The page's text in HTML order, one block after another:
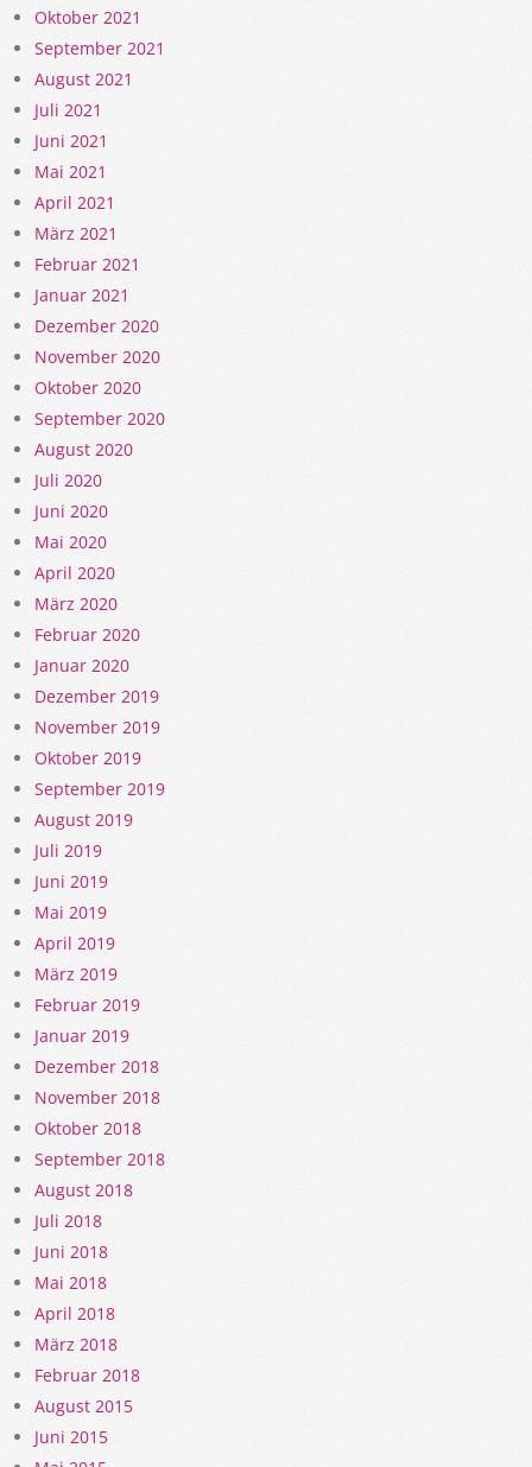
Oktober 2021
September 2021
August 2021
Juli 2021
Juni 2021
Mai 2021
April 2021
März 2021
Februar 2021
Januar 2021
Dezember 2020
November 2020
Oktober 2020
September 2020
August 2020
Juli 2020
Juni 2020
Mai 2020
April 2020
März 2020
Februar 2020
Januar 2020
Dezember 2019
November 2019
Oktober 2019
September 2019
August 2019
Juli 2019
Juni 2019
Mai 2019
April 2019
März 2019
Februar 2019
Januar 2019
Dezember 2018
November 2018
Oktober 2018
September 2018
August 2018
Juli 2018
Juni 2018
Mai 2018
April 2018
März 2018
Februar 2018
August 2015
Juni 2015